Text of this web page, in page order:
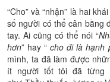
“Cho” và “nhận” là hai
số người có thể cân bằng
tay. Ai cũng có thể nói “
hơn” hay “cho đi là hạnh
mình, ta đã làm được
ít người tốt tôi đã từng